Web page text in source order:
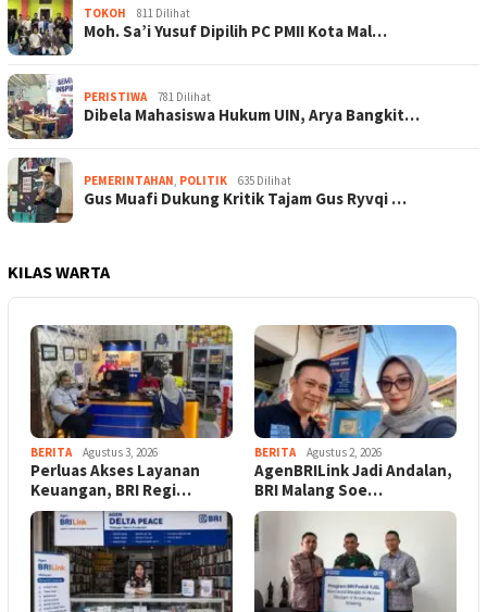
TOKOH 811 Dilihat
Moh. Sa’i Yusuf Dipilih PC PMII Kota Mal…
PERISTIWA 781 Dilihat
Dibela Mahasiswa Hukum UIN, Arya Bangkit…
PEMERINTAHAN, POLITIK 635 Dilihat
Gus Muafi Dukung Kritik Tajam Gus Ryvqi …
KILAS WARTA
BERITA Agustus 3, 2026
Perluas Akses Layanan
Keuangan, BRI Regi…
BERITA Agustus 2, 2026
AgenBRILink Jadi Andalan,
BRI Malang Soe…